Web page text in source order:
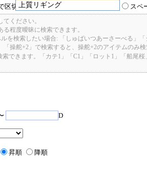
上質リギング
区切ったキーワードのいずれかを含む スペ
ください。
程度曖昧に検索できます。
を検索したい場合: 「しゅばいつあーさーべる」
操舵+2」で検索すると、操舵+2のアイテムのみ
できます。「カテ1」「C1」「ロット1」「船尾
D
昇順 降順